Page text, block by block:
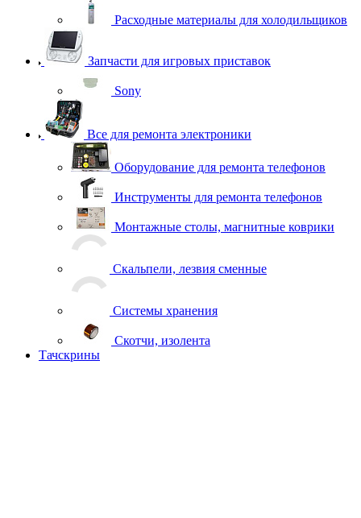
Расходные материалы для холодильщиков
Запчасти для игровых приставок
Sony
Все для ремонта электроники
Оборудование для ремонта телефонов
Инструменты для ремонта телефонов
Монтажные столы, магнитные коврики
Скотчи, изолента
Тачскрины